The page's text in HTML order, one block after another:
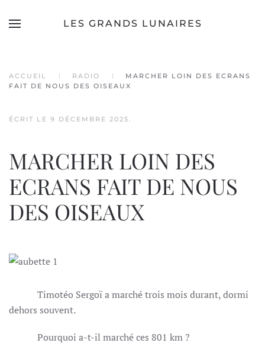
Accéder au contenu principal
LES GRANDS LUNAIRES
ACCUEIL RADIO
MARCHER LOIN DES ECRANS
FAIT DE NOUS DES OISEAUX
ÉCRIT LE 9 DÉCEMBRE 2025.
MARCHER LOIN DES
ECRANS FAIT DE NOUS
DES OISEAUX
Timotéo Sergoï a marché trois mois durant, dormi
dehors souvent.
Pourquoi a-t-il marché ces 801 km ?